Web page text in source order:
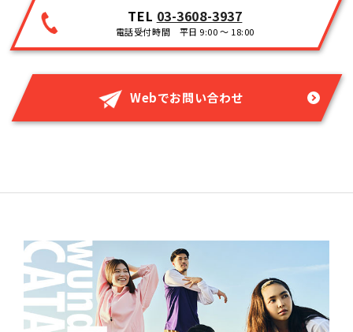
TEL 03-3608-3937
電話受付時間 平日 9:00 ～ 18:00
Webでお問い合わせ